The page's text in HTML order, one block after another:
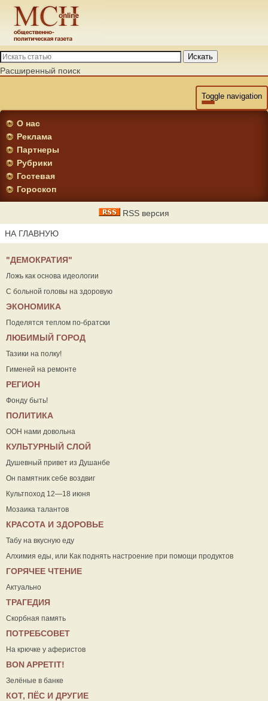
Искать
Расширенный поиск
Toggle navigation
О нас
Реклама
Партнеры
Рубрики
Гостевая
Гороскоп
RSS версия
НА ГЛАВНУЮ
"ДЕМОКРАТИЯ"
Ложь как основа идеологии
С больной головы на здоровую
ЭКОНОМИКА
Поделятся теплом по-братски
ЛЮБИМЫЙ ГОРОД
Тазики на полку!
Гименей на ремонте
РЕГИОН
Фонду быть!
ПОЛИТИКА
ООН нами довольна
КУЛЬТУРНЫЙ СЛОЙ
Душевный привет из Душанбе
Он памятник себе воздвиг
Культпоход 12—18 июня
Мозаика талантов
КРАСОТА И ЗДОРОВЬЕ
Табу на вкусную еду
Алхимия еды, или Как поднять настроение при помощи продуктов
ГОРЯЧЕЕ ЧТЕНИЕ
Актуально
ТРАГЕДИЯ
Скорбная память
ПОТРЕБСОВЕТ
На крючке у аферистов
ВON APPETIT!
Зелёные в банке
КОТ, ПЁС И ДРУГИЕ